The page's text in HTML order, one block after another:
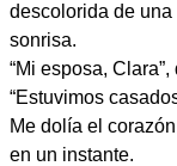
descolorida de
sonrisa.
“Mi esposa,
“Estuvimos
Me dolía el
en un instante.